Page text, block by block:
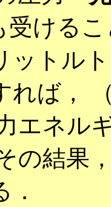
受ける
ットル
れば，
エネル
の結果